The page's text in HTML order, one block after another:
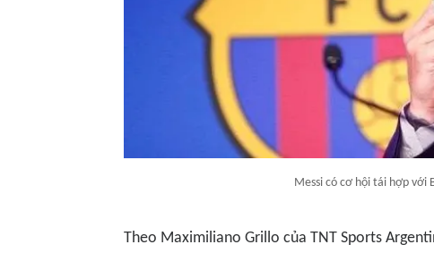
Messi có cơ hội tái hợp với
Theo Maximiliano Grillo của TNT Sports